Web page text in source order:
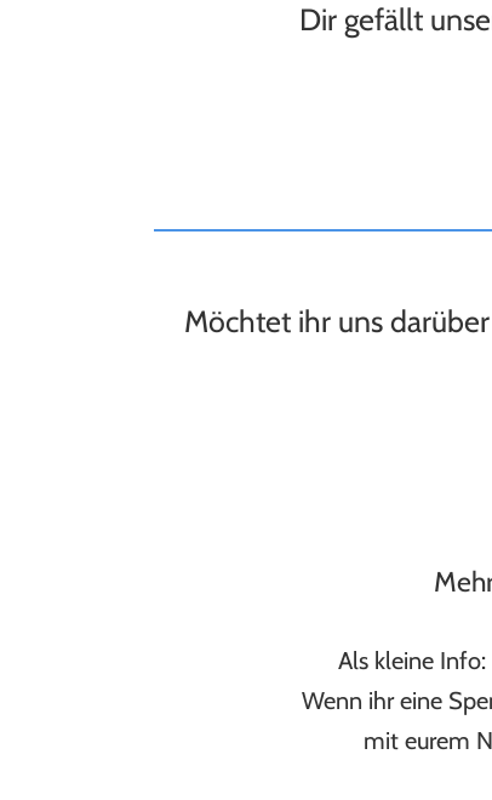
Dir gefällt
Möchtet ihr uns
Als kleine
Wenn ihr eine
mit eurem